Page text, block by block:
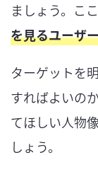
ましょう。こ
を見るユーザ
ターゲットを
すればよいの
てほしい人物
しょう。